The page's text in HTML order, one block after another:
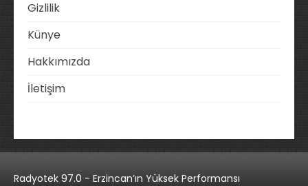
Gizlilik
Künye
Hakkımızda
İletişim
Radyotek 97.0 - Erzincan’ın Yüksek Performansı